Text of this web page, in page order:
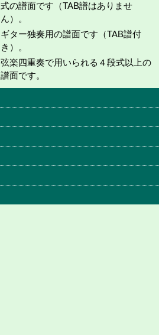
式の譜面です（TAB譜はありませ
ん）。
ギター独奏用の譜面です（TAB譜付
き）。
弦楽四重奏で用いられる４段式以上の
譜面です。